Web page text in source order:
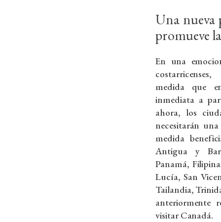
Una
promueve
En una
medida que
inmediata a
ahora, los
necesitarán
medida
Antigua y
Panamá,
Lucía, San
Tailandia,
anteriormente
visitar Canadá.